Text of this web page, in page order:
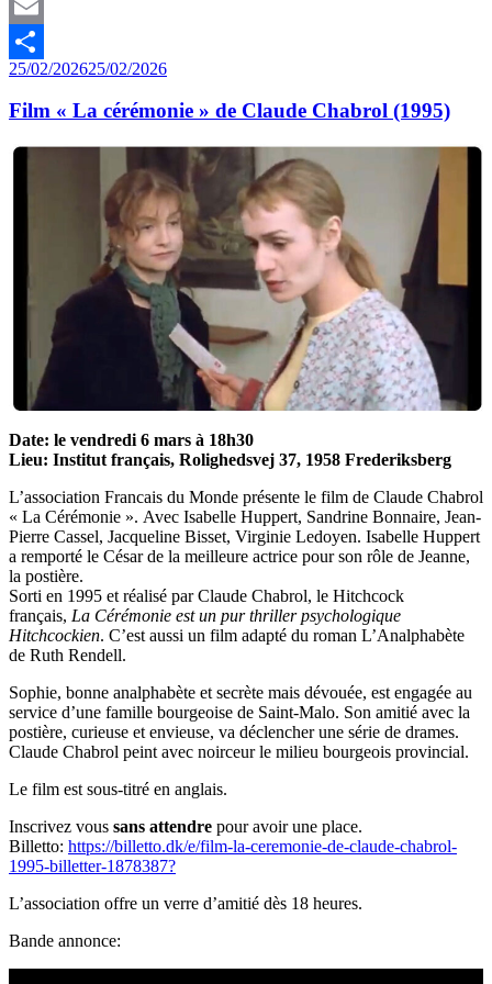
Mastodon
Email
Partager
Publié
25/02/202625/02/2026
Film « La cérémonie » de Claude Chabrol (1995)
Date: le vendredi 6 mars à 18h30
Lieu: Institut français, Rolighedsvej 37, 1958 Frederiksberg
L’association Francais du Monde présente le film de Claude Chabrol
« La Cérémonie ». Avec Isabelle Huppert, Sandrine Bonnaire, Jean-
Pierre Cassel, Jacqueline Bisset, Virginie Ledoyen. Isabelle Huppert
a remporté le César de la meilleure actrice pour son rôle de Jeanne,
la postière.
Sorti en 1995 et réalisé par Claude Chabrol, le Hitchcock
français, La Cérémonie est un pur thriller psychologique
Hitchcockien. C’est aussi un film adapté du roman L’Analphabète
de Ruth Rendell.
Sophie, bonne analphabète et secrète mais dévouée, est engagée au
service d’une famille bourgeoise de Saint-Malo. Son amitié avec la
postière, curieuse et envieuse, va déclencher une série de drames.
Claude Chabrol peint avec noirceur le milieu bourgeois provincial.
Le film est sous-titré en anglais.
Inscrivez vous sans attendre pour avoir une place.
Billetto: https://billetto.dk/e/film-la-ceremonie-de-claude-chabrol-
1995-billetter-1878387?
L’association offre un verre d’amitié dès 18 heures.
Bande annonce: